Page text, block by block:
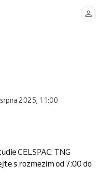
2025, 11:00
CELSPAC: TNG
s rozmezím od 7:00 do